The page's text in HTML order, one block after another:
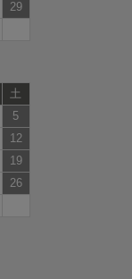
29
土
5
12
19
26